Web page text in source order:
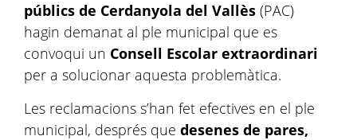
públics de Cerdanyola del Vallès (PAC)
hagin demanat al ple municipal que es
convoqui un Consell Escolar extraordinari
per a solucionar aquesta problemàtica.
Les reclamacions s’han fet efectives en el ple
municipal, després que desenes de pares,